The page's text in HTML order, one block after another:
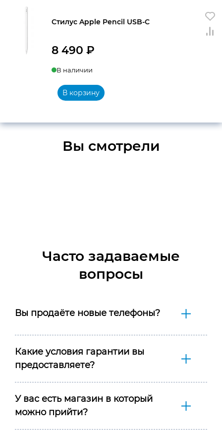
Стилус Apple Pencil USB-C
8 490 ₽
В наличии
В корзину
Вы смотрели
Часто задаваемые
вопросы
Вы продаёте новые телефоны?
Какие условия гарантии вы
предоставляете?
У вас есть магазин в который
можно прийти?